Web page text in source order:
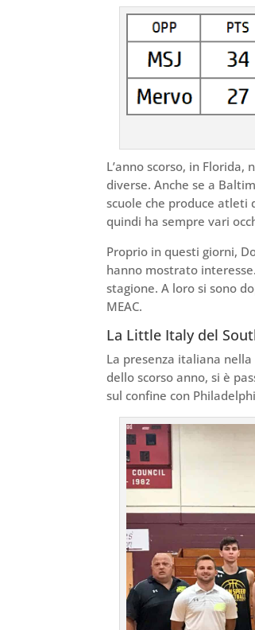
L’anno scorso, in
diverse. Anche se a
scuole che produce atleti
quindi ha sempre vari
Proprio in questi giorni,
hanno mostrato interesse.
stagione. A loro si sono
MEAC.
La Little Italy del
La presenza italiana
dello scorso anno, si è
sul confine con